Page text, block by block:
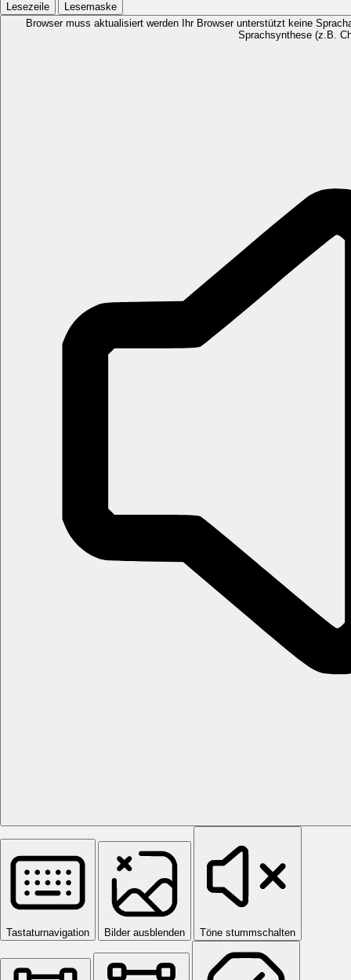
Lesezeile
Lesemaske
Browser muss aktualisiert werden
Ihr Browser unterstützt keine
Sprachsynthese (z.B.
Tastaturnavigation Bilder ausblenden Töne stummschalten